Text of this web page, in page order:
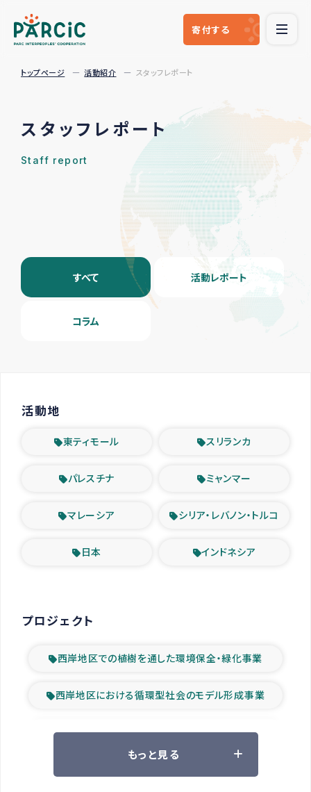
寄付する
トップページ 活動紹介 スタッフレポート
スタッフレポート
Staff report
すべて 活動レポート
コラム
活動地
東ティモール スリランカ
パレスチナ ミャンマー
マレーシア シリア・レバノン・トルコ
日本 インドネシア
プロジェクト
西岸地区での植樹を通した環境保全・緑化事業
西岸地区における循環型社会のモデル形成事業
ツアー参加者の声
もっと見る